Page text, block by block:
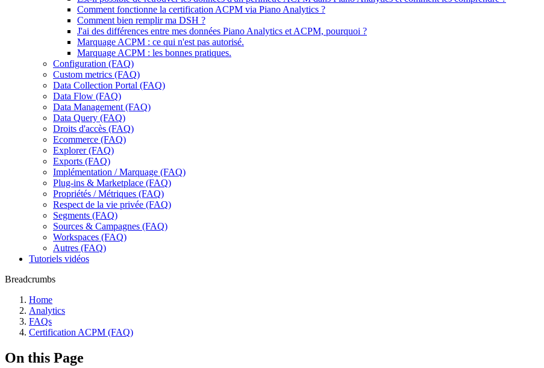
Comment fonctionne la certification ACPM via Piano Analytics ?
Comment bien remplir ma DSH ?
J'ai des différences entre mes données Piano Analytics et ACPM, pourquoi ?
Marquage ACPM : ce qui n'est pas autorisé.
Marquage ACPM : les bonnes pratiques.
Configuration (FAQ)
Custom metrics (FAQ)
Data Collection Portal (FAQ)
Data Flow (FAQ)
Data Management (FAQ)
Data Query (FAQ)
Droits d'accès (FAQ)
Ecommerce (FAQ)
Explorer (FAQ)
Exports (FAQ)
Implémentation / Marquage (FAQ)
Plug-ins & Marketplace (FAQ)
Propriétés / Métriques (FAQ)
Respect de la vie privée (FAQ)
Segments (FAQ)
Sources & Campagnes (FAQ)
Workspaces (FAQ)
Autres (FAQ)
Tutoriels vidéos
Breadcrumbs
Home
Analytics
FAQs
Certification ACPM (FAQ)
On this Page